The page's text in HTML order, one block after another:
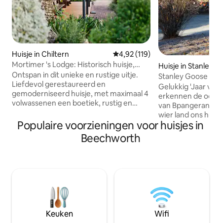
Huisje in Chiltern Gemiddelde beoordeling van
4,92 (119)
Mortimer 's Lodge: Historisch huisje,
modern tintje.
Ontspan in dit unieke en rustige uitje.
Liefdevol gerestaureerd en
gemoderniseerd huisje, met maximaal 4
volwassenen een boetiek, rustig en
wandeling van het dorp Chiltern en het
ouderwetse erfgoed, je kunt
geschenken en curiosa verkennen en
minuten afstand. Bezoek lokale
wijnmakerijen en geniet vervolgens van
een glazen (of 2) Mortimer 's op de
veranda of onder het bladerdak van de
Huisje in Stanley
Stanley Goose
Milieuvriendelijk
Gelukkig 'Jaar van
erkennen de
van Bpangerang,
wier land ons
betuigen respect
het verleden,
Volledig
gebruik van de
gasten Een plek om uit te rusten, op te
laden, te rijden
Populaire voorzieningen voor huisjes in
Beechworth
Keuken Wifi